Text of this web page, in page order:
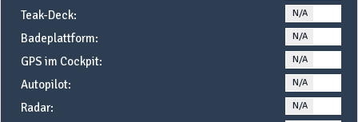
Teak-Deck: N/A
Badeplattform: N/A
GPS im Cockpit: N/A
Autopilot: N/A
Radar: N/A